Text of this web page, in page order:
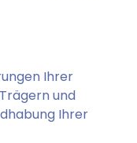
Ihrer
und
Ihrer